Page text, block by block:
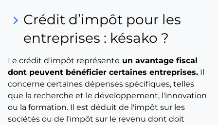
keyboard_arrow_right Crédit d’impôt pour les
entreprises : késako ?
Le crédit d'impôt représente un avantage fiscal
dont peuvent bénéficier certaines entreprises. Il
concerne certaines dépenses spécifiques, telles
que la recherche et le développement, l'innovation
ou la formation. Il est déduit de l'impôt sur les
sociétés ou de l'impôt sur le revenu dont doit